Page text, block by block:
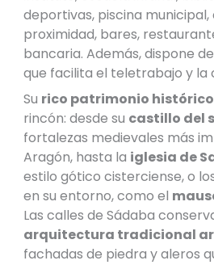
deportivas, piscina
proximidad, bares,
bancaria. Además, dispone de
que facilita el teletrabajo y la
Su rico patrimonio histórico
rincón: desde su castillo del
fortalezas medievales más
Aragón, hasta la iglesia de
estilo gótico cisterciense, o
en su entorno, como el
Las calles de Sádaba
arquitectura tradicional
fachadas de piedra y aleros